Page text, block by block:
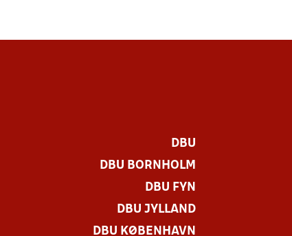
DBU
DBU BORNHOLM
DBU FYN
DBU JYLLAND
DBU KØBENHAVN